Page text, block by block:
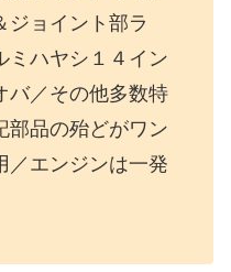
ジョイント部ラ
ミハヤシ１４イン
バ／その他多数特
部品の殆どがワン
／エンジンは一発